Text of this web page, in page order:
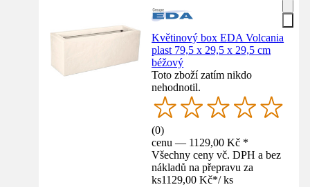
Květinový box EDA Volcania
plast 79,5 x 29,5 x 29,5 cm
béžový
Toto zboží zatím nikdo
nehodnotil.
(0)
cenu — 1129,00 Kč *
Všechny ceny vč. DPH a bez
nákladů na přepravu za
ks1129,00 Kč*/ ks